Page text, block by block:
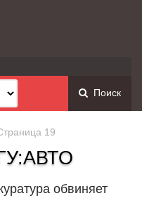
Поиск
19
обвиняет